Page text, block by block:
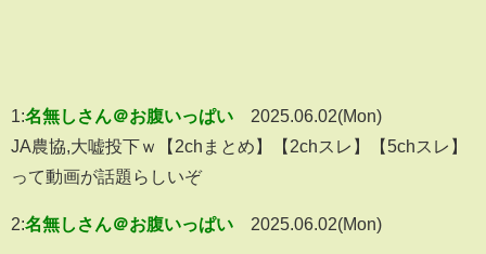
1:名無しさん＠お腹いっぱい
2025.06.02(Mon)
JA農協,大嘘投下ｗ【2chまとめ】【2chスレ】【5chスレ】
って動画が話題らしいぞ
2:名無しさん＠お腹いっぱい 2025.06.02(Mon)